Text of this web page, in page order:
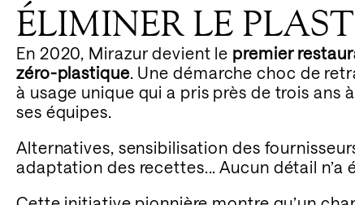
ÉLIMINER LE
En 2020, Mirazur devient le premier
zéro-plastique. Une démarche choc de
à usage unique qui a pris près de trois ans
ses équipes.
Alternatives, sensibilisation des
adaptation des recettes... Aucun détail n’a